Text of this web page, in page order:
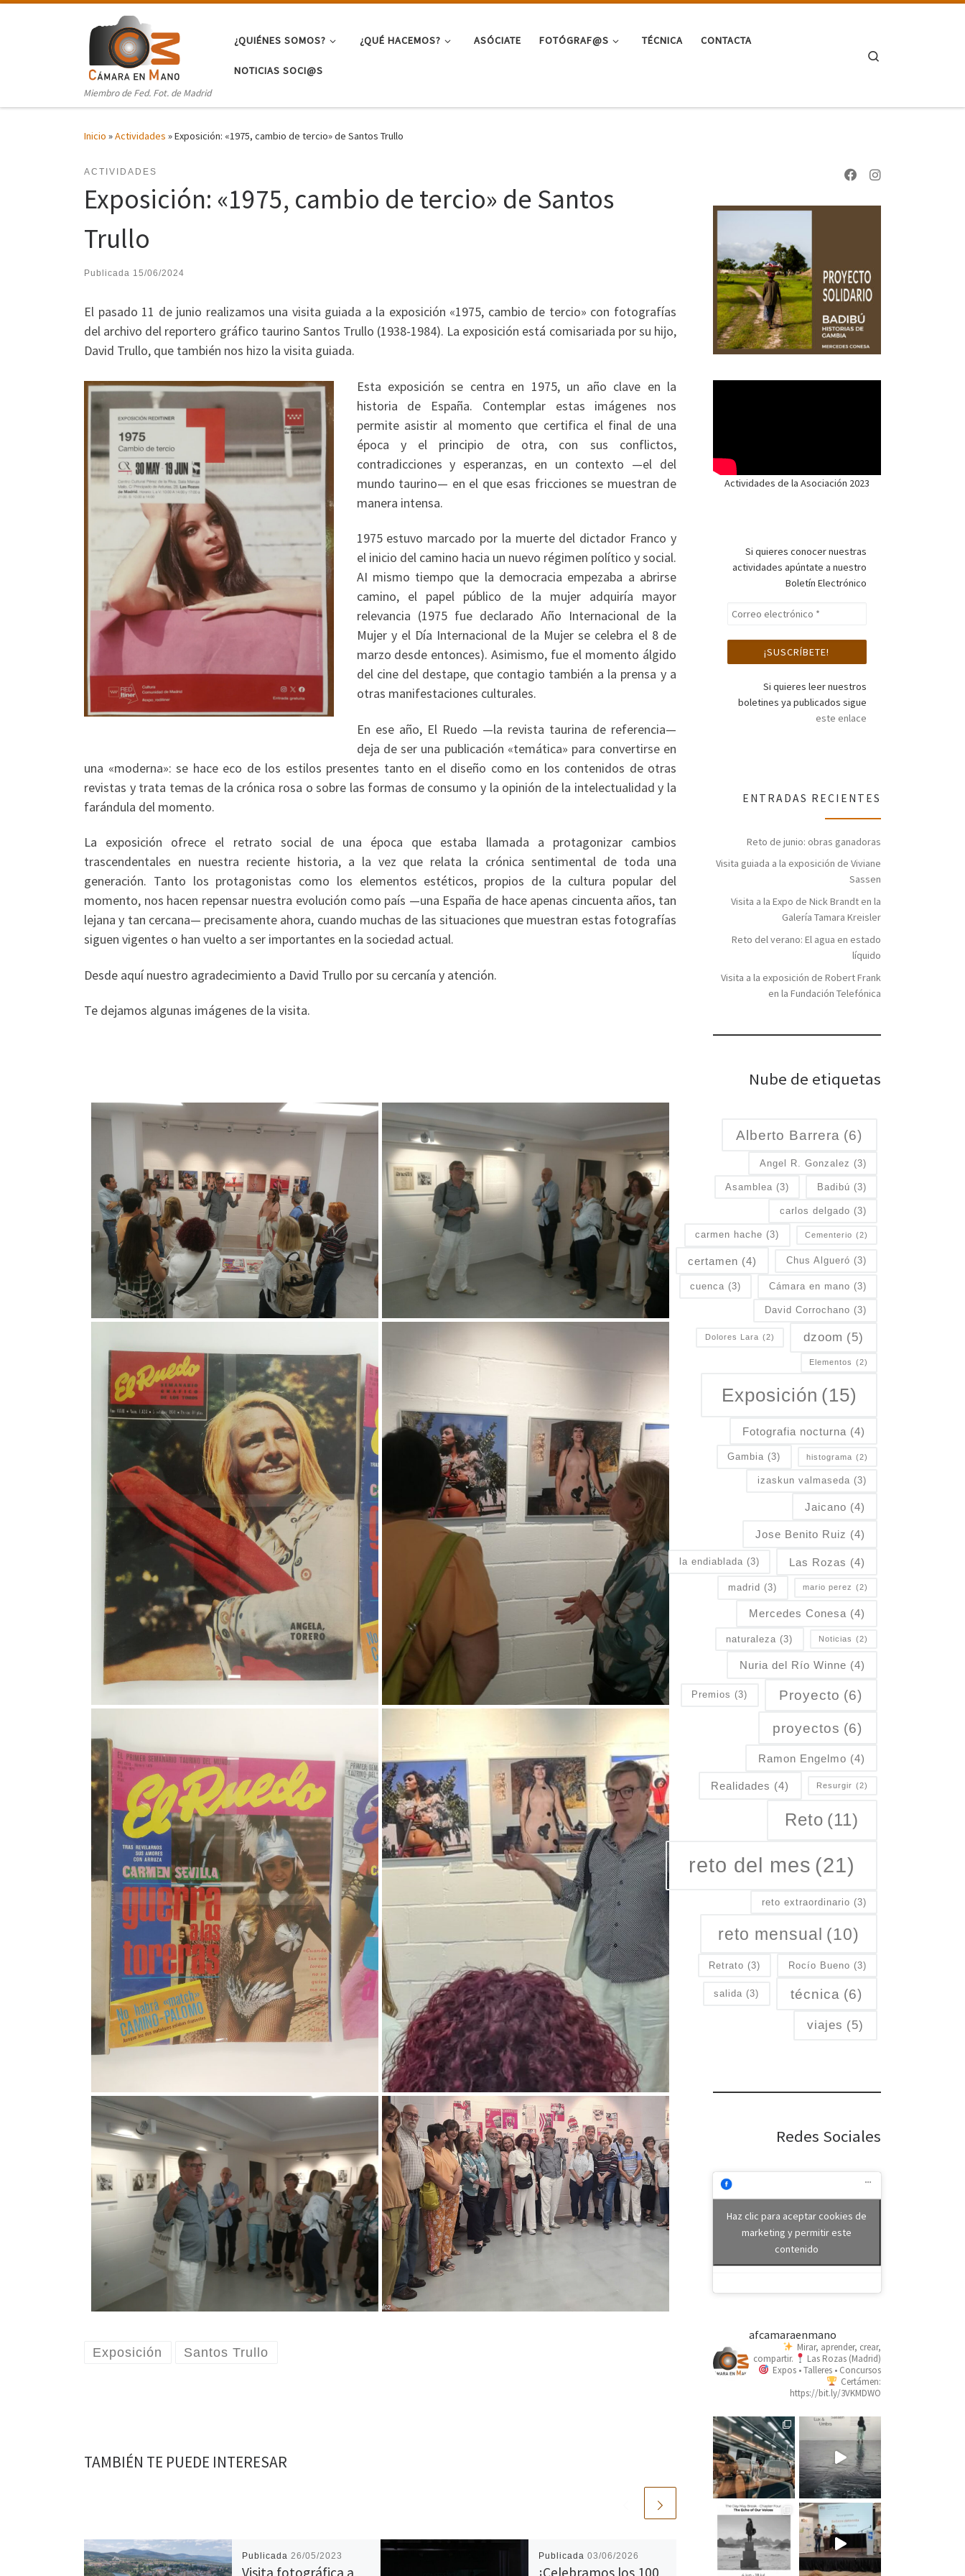
Miembro de Fed. Fot. de Madrid
¿QUIÉNES SOMOS? ¿QUÉ HACEMOS? ASÓCIATE FOTÓGRAF@S TÉCNICA CONTACTA
NOTICIAS SOCI@S
Inicio »Actividades »Exposición: «1975, cambio de tercio» de Santos Trullo
ACTIVIDADES
Exposición: «1975, cambio de tercio» de Santos
Trullo
Publicada 15/06/2024
El pasado 11 de junio realizamos una visita guiada a la exposición «1975, cambio de tercio» con fotografías
del archivo del reportero gráfico taurino Santos Trullo (1938-1984). La exposición está comisariada por su hijo,
David Trullo, que también nos hizo la visita guiada.
Esta exposición se centra en 1975, un año clave en la
historia de España. Contemplar estas imágenes nos
permite asistir al momento que certifica el final de una
época y el principio de otra, con sus conflictos,
contradicciones y esperanzas, en un contexto —el del
mundo taurino— en el que esas fricciones se muestran de
manera intensa.
1975 estuvo marcado por la muerte del dictador Franco y
el inicio del camino hacia un nuevo régimen político y social.
AI mismo tiempo que la democracia empezaba a abrirse
camino, el papel público de la mujer adquiría mayor
relevancia (1975 fue declarado Año Internacional de la
Mujer y el Día Internacional de la Mujer se celebra el 8 de
marzo desde entonces). Asimismo, fue el momento álgido
del cine del destape, que contagio también a la prensa y a
otras manifestaciones culturales.
En ese año, El Ruedo —la revista taurina de referencia—
deja de ser una publicación «temática» para convertirse en
una «moderna»: se hace eco de los estilos presentes tanto en el diseño como en los contenidos de otras
revistas y trata temas de la crónica rosa o sobre las formas de consumo y la opinión de la intelectualidad y la
farándula del momento.
La exposición ofrece el retrato social de una época que estaba llamada a protagonizar cambios
trascendentales en nuestra reciente historia, a la vez que relata la crónica sentimental de toda una
generación. Tanto los protagonistas como los elementos estéticos, propios de la cultura popular del
momento, nos hacen repensar nuestra evolución como país —una España de hace apenas cincuenta años, tan
lejana y tan cercana— precisamente ahora, cuando muchas de las situaciones que muestran estas fotografías
siguen vigentes o han vuelto a ser importantes en la sociedad actual.
Desde aquí nuestro agradecimiento a David Trullo por su cercanía y atención.
Te dejamos algunas imágenes de la visita.
Exposición Santos Trullo
TAMBIÉN TE PUEDE INTERESAR
Publicada26/05/2023 Publicada 03/06/2026 Publicada
Actividades de la Asociación 2023
Si quieres conocer nuestras
actividades apúntate a nuestro
Boletín Electrónico
Si quieres leer nuestros
boletines ya publicados sigue
este enlace
ENTRADAS RECIENTES
Reto de junio: obras ganadoras
Visita guiada a la exposición de Viviane
Sassen
Visita a la Expo de Nick Brandt en la
Galería Tamara Kreisler
Reto del verano: El agua en estado
líquido
Visita a la exposición de Robert Frank
en la Fundación Telefónica
Nube de etiquetas
Alberto Barrera (6)
Angel R. Gonzalez (3)
Asamblea (3) Badibú (3)
carlos delgado (3)
carmen hache (3) Cementerio (2)
certamen (4) Chus Algueró (3)
cuenca (3) Cámara en mano (3)
David Corrochano (3)
Dolores Lara (2) dzoom (5)
Elementos (2)
Exposición (15)
Fotografia nocturna (4)
Gambia (3) histograma (2)
izaskun valmaseda (3)
Jaicano (4)
Jose Benito Ruiz (4)
la endiablada (3) Las Rozas (4)
madrid (3) mario perez (2)
Mercedes Conesa (4)
naturaleza (3) Noticias (2)
Nuria del Río Winne (4)
Premios (3) Proyecto (6)
proyectos (6)
Ramon Engelmo (4)
Realidades (4) Resurgir (2)
Reto (11)
reto del mes (21)
reto extraordinario (3)
reto mensual (10)
Retrato (3) Rocío Bueno (3)
salida (3) técnica (6)
viajes (5)
Redes Sociales
Haz clic para aceptar cookies de
marketing y permitir este
contenido
afcamaraenmano
Mirar, aprender, crear,
compartir.
Las Rozas (Madrid)
Expos • Talleres • Concursos
Certámen:
https://bit.ly/3VKMDWO